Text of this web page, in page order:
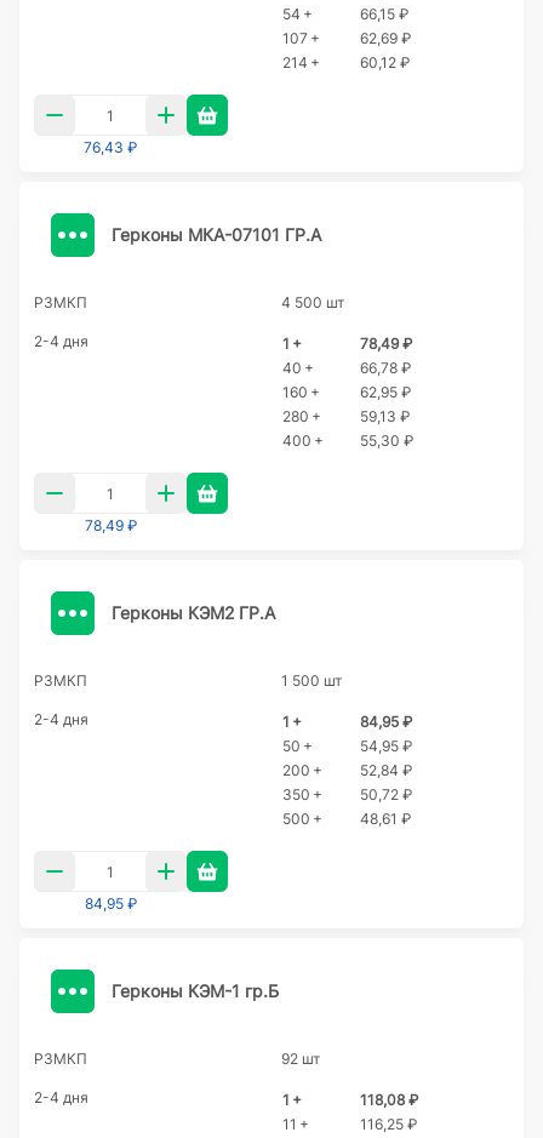
54 +
66,15 ₽
107 +
62,69 ₽
214 +
60,12 ₽
76,43 ₽
Герконы МКА-07101 ГР.А
РЗМКП 4 500 шт
2-4 дня 1 +
78,49 ₽
40 +
66,78 ₽
160 +
62,95 ₽
280 +
59,13 ₽
400 +
55,30 ₽
78,49 ₽
Герконы КЭМ2 ГР.А
РЗМКП 1 500 шт
2-4 дня 1 +
84,95 ₽
50 +
54,95 ₽
200 +
52,84 ₽
350 +
50,72 ₽
500 +
48,61 ₽
84,95 ₽
Герконы КЭМ-1 гр.Б
РЗМКП 92 шт
2-4 дня 1 +
118,08 ₽
11 +
116,25 ₽